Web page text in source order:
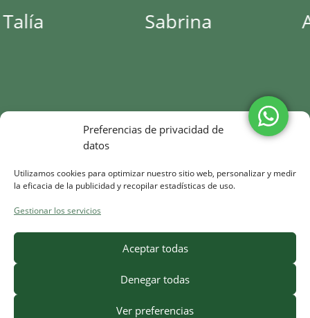
Preferencias de privacidad de
datos
Utilizamos cookies para optimizar nuestro sitio web, personalizar y medir
la eficacia de la publicidad y recopilar estadísticas de uso.
Gestionar los servicios
Aceptar todas
Denegar todas
Ver preferencias
Sabrina